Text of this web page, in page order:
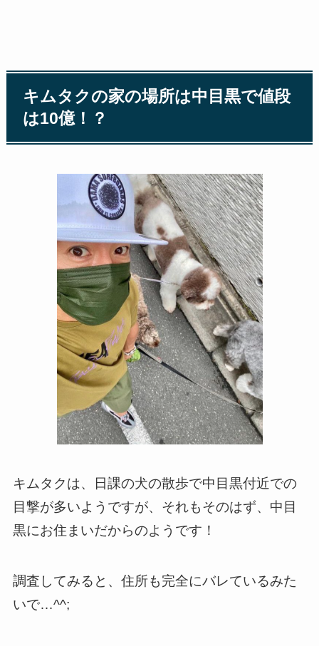
キムタクの家の場所は中目黒で値段
は10億！？
キムタクは、日課の犬の散歩で中目黒付近での
目撃が多いようですが、それもそのはず、中目
黒にお住まいだからのようです！
調査してみると、住所も完全にバレているみた
いで…^^;